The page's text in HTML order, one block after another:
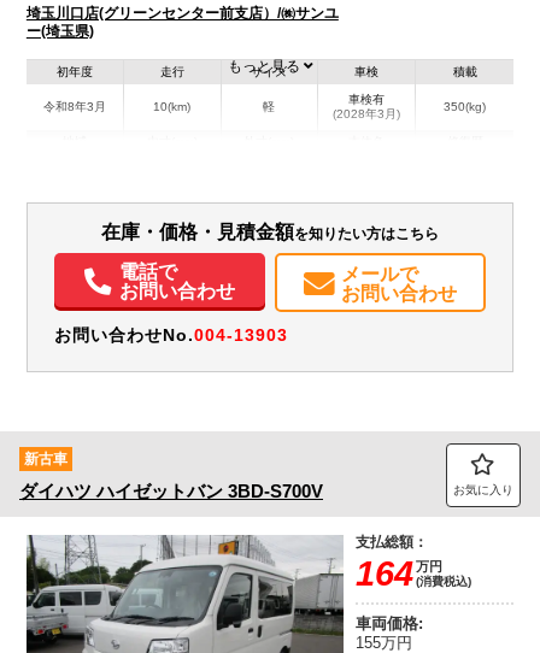
埼玉川口店(グリーンセンター前支店）/㈱サンユ
ー(埼玉県)
初年度
令和8年3月
走行
10(km)
サイズ
軽
車検
車検有
(2028年3月)
積載
350(kg)
装備情報
エアコン パワステ パワーウィンドウ エアバッグ
集中ドアロック
カーナビ
TV バックモニター 記録簿（一部含む）
取扱説明書（一部含む）
もっと見る
在庫・価格・見積金額を知りたい方はこちら
電話で
お問い合わせ
メールで
お問い合わせ
お問い合わせNo.004-13903
新古車
ダイハツ ハイゼットバン 3BD-S700V お気に入り
支払総額：
164万円
(消費税込)
車両価格:
155万円